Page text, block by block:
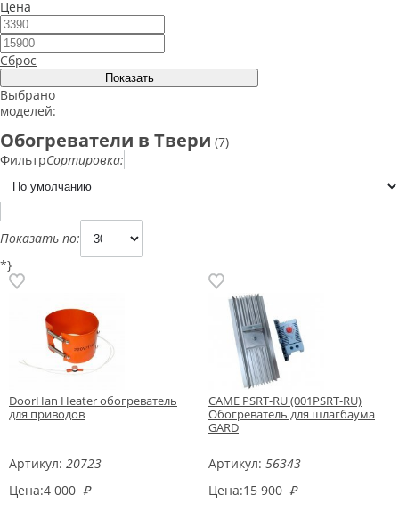
Цена
Сброс
Выбрано
моделей:
Обогреватели в Твери (7)
ФильтрСортировка:
Показать по:
*}
DoorHan Heater обогреватель
для приводов
Артикул: 20723
Цена:4 000 ₽
CAME PSRT-RU (001PSRT-RU)
Обогреватель для шлагбаума
GARD
Артикул: 56343
Цена:15 900 ₽